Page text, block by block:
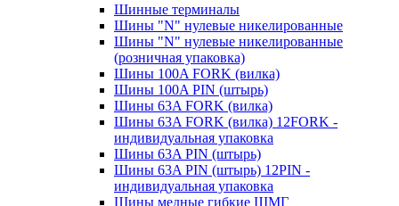
Шинные терминалы
Шины "N" нулевые никелированные
Шины "N" нулевые никелированные
(розничная упаковка)
Шины 100A FORK (вилка)
Шины 100A PIN (штырь)
Шины 63A FORK (вилка)
Шины 63A FORK (вилка) 12FORK -
индивидуальная упаковка
Шины 63A PIN (штырь)
Шины 63A PIN (штырь) 12PIN -
индивидуальная упаковка
Шины медные гибкие ШМГ